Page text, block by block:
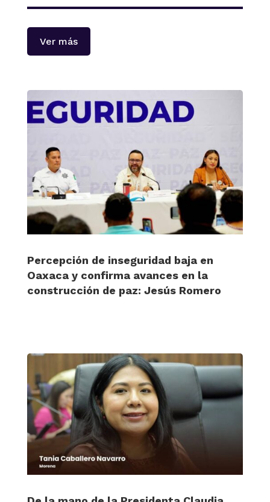
Ver más
Percepción de inseguridad baja en
Oaxaca y confirma avances en la
construcción de paz: Jesús Romero